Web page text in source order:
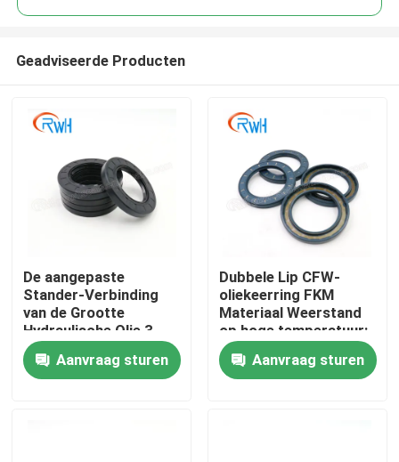
Huis
Producten
Geadviseerde Producten
De aangepaste
Stander-Verbinding
van de Grootte
Hydraulische Olie 3
Maanden Garantie
Aanvraag sturen
Dubbele Lip CFW-
oliekeerring FKM
Materiaal Weerstand
op hoge temperatuur:
Aanvraag sturen